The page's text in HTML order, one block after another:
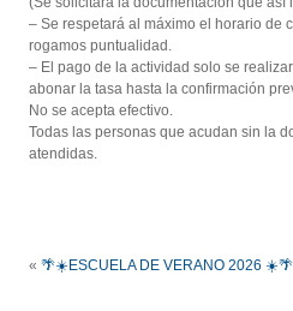
– Se respetará al máximo el horario de
rogamos puntualidad.
– El pago de la actividad solo se
abonar la tasa hasta la confirmación
No se acepta efectivo.
Todas las personas que acudan sin la
atendidas.
« 🌴☀️ESCUELA DE VERANO 2026 ☀️🌴